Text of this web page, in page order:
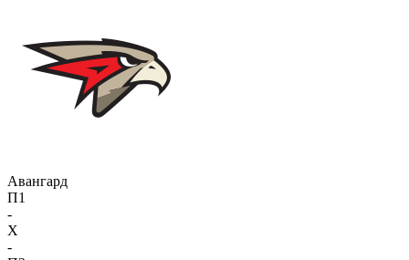
Авангард
П1
-
X
-